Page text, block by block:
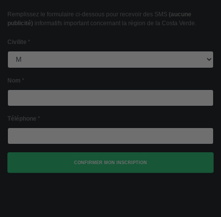
Remplissez le formulaire ci-dessous pour recevoir des SMS (aucune
publicité) informatifs important concernant la région de la Costa Verde.
Civilite
Nom
Téléphone